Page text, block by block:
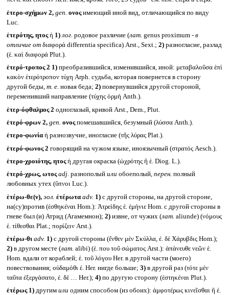
ἑτερο-σχήμων 2, gen. ονοςимеющий иной вид, отличающийся по виду
Luc.
ἑτερότης, ητοςἡ 1) лог. родовое различие (лат. genus proximum - в
отличие отδιαφορά differentia specifica) Arst., Sext.; 2)разногласие, разлад
(ἑ. καὶ διαφορά Plut.).
ἑτερό-τροπος 2 1)преобразившийся, изменившийся, иной: μεταβαλοῦσα ἑπὶ
κακὸν ἑτερότροπον τύχη Arph. судьба, которая повернется в сторону
другой беды, т. е. новая беда; 2)повернувшийся другой стороной,
переменивший направление (τύχης ὁρμή Anth.).
ἑτερ-όφθαλμος 2 одноглазый, кривой Arst., Dem., Plut.
ἑτερό-φρων 2, gen. ονοςпомешавшийся, безумный (λύσσα Anth.).
ἑτερο-φωνία ἡ разнозвучие, иногласие (τῆς λύρας Plat.).
ἑτερό-φωνος 2 говорящий на чужом языке, иноязычный (στρατός Aesch.).
ἑτερο-χροιότης, ητοςἡ другая окраска (ὠχρότης ἢ ἑ. Diog. L.).
ἑτερό-χρως, ωτοςadj. разнополый или обоеполый,перен. полный
любовных утех (ὕπνοι Luc.).
ἑτέρω-θε(ν), эол. ἐτέρωτα adv. 1)с другой стороны, на другой стороне,
на(су)против (ἑσθηκέναι Hom.): Ἀτρείδης ἑ. ἑμήνιε Hom. с другой стороны в
гневе был (и) Атрид (Агамемнон); 2)извне, от чужих (лат. aliunde) (νόμους
ἑ. τίθεσθαι Plat.; πορίζειν Arst.).
ἑτέρω-θι adv. 1)с другой стороны (ἔνθεν μὲν Σκύλλα, ἑ. δὲ Χάρυβδις Hom.);
2)в другом месте (лат. alibi) (ἑ. που τοῦ σώματος Arst.): ἀπὰνευθε νεῶν ἑ.
Hom. вдали от кораблей; ἑ. τοῦ λόγου Her. в другой части (моего)
повествования; οὐδαμόθι ἑ. Her. нигде больше; 3)в другой раз (τότε μὲν
ταῦτα ἐξεργάσατο, ἑ. δὲ … Her.); 4)по другую сторону (ἑστηκέναι Plut.).
ἑτέρως 1)другим или одним способом (из обоих): ἀμφοτέρως κινεῖσθαι ἢ ἑ.